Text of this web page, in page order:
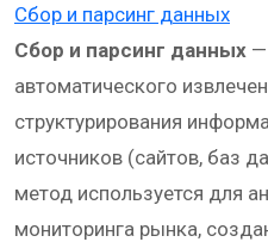
Сбор и парсинг данных
Сбор и парсинг данных —
автоматического
структурирования
источников (сайтов, баз
метод используется для
мониторинга рынка,